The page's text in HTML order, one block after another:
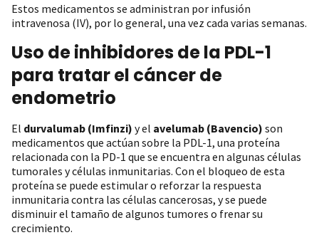
Estos medicamentos se administran por infusión
intravenosa (IV), por lo general, una vez cada varias semanas.
Uso de inhibidores de la PDL-1
para tratar el cáncer de
endometrio
El durvalumab (Imfinzi) y el avelumab (Bavencio) son
medicamentos que actúan sobre la PDL-1, una proteína
relacionada con la PD-1 que se encuentra en algunas células
tumorales y células inmunitarias. Con el bloqueo de esta
proteína se puede estimular o reforzar la respuesta
inmunitaria contra las células cancerosas, y se puede
disminuir el tamaño de algunos tumores o frenar su
crecimiento.